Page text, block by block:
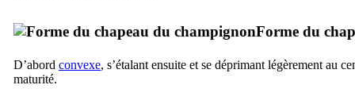
Forme du
D’abord convexe, s’étalant ensuite et se déprimant légèrement au
maturité.